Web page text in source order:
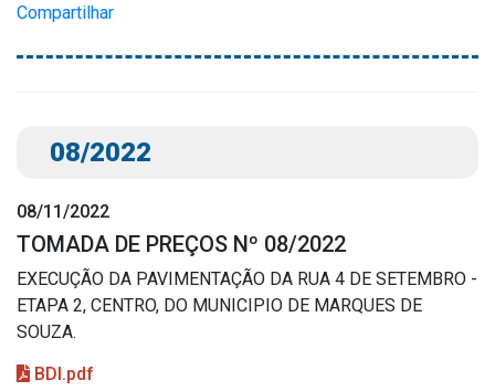
Compartilhar
08/2022
08/11/2022
TOMADA DE PREÇOS Nº 08/2022
EXECUÇÃO DA PAVIMENTAÇÃO DA RUA 4 DE SETEMBRO -
ETAPA 2, CENTRO, DO MUNICIPIO DE MARQUES DE
SOUZA.
BDI.pdf